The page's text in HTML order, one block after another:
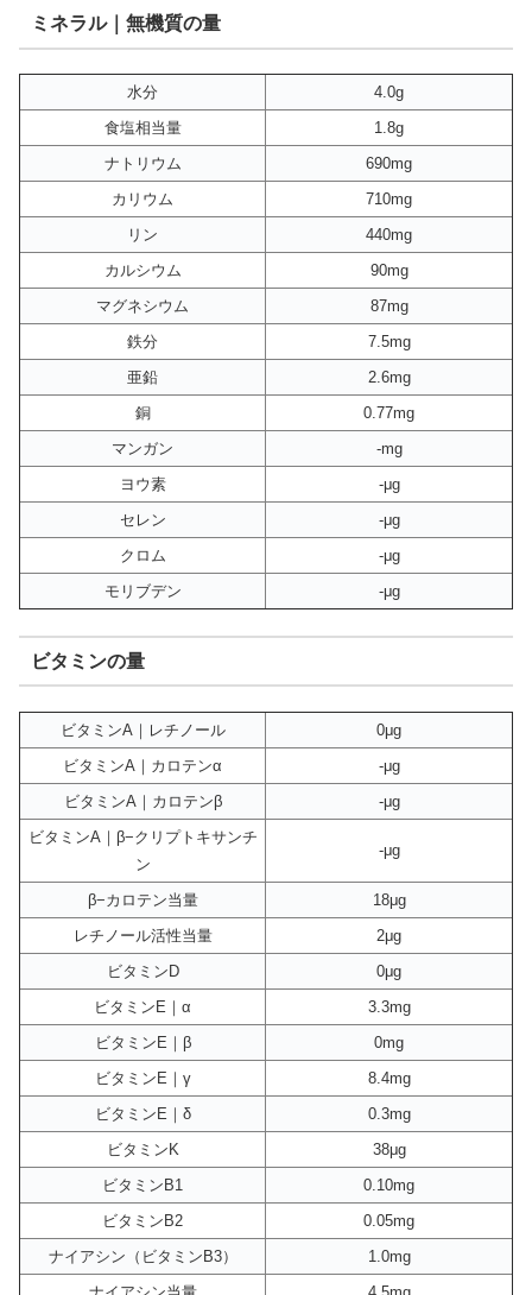
ミネラル｜無機質の量
水分
4.0g
食塩相当量
1.8g
ナトリウム
690mg
カリウム
710mg
リン
440mg
カルシウム
90mg
マグネシウム
87mg
鉄分
7.5mg
亜鉛
2.6mg
銅
0.77mg
マンガン
-mg
ヨウ素
-μg
セレン
-μg
クロム
-μg
モリブデン
-μg
ビタミンの量
ビタミンA｜レチノール
0μg
ビタミンA｜カロテンα
-μg
ビタミンA｜カロテンβ
-μg
ビタミンA｜β−クリプトキサンチ
ン
-μg
β−カロテン当量
18μg
レチノール活性当量
2μg
ビタミンD
0μg
ビタミンE｜α
3.3mg
ビタミンE｜β
0mg
ビタミンE｜γ
8.4mg
ビタミンE｜δ
0.3mg
ビタミンK
38μg
ビタミンB1
0.10mg
ビタミンB2
0.05mg
ナイアシン（ビタミンB3）
1.0mg